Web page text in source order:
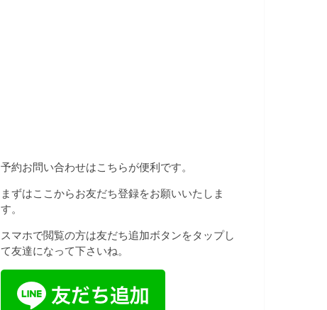
予約お問い合わせはこちらが便利です。
まずはここからお友だち登録をお願いいたしま
す。
スマホで閲覧の方は友だち追加ボタンをタップし
て友達になって下さいね。